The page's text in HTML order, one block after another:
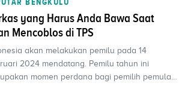
yang Harus Anda Bawa Saat
Mencoblos di TPS
akan melakukan pemilu pada 14
2024 mendatang. Pemilu tahun ini
momen perdana bagi pemilih pemula